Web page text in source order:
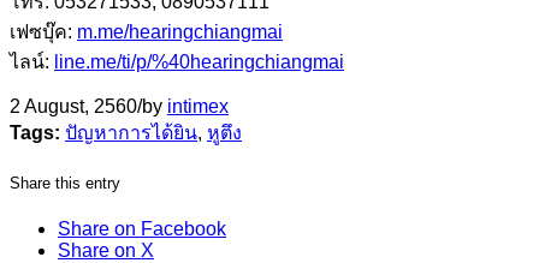
เฟซบุ๊ค: m.me/hearingchiangmai
ไลน์: line.me/ti/p/%40hearingchiangmai
2 August, 2560/by intimex
Tags: ปัญหาการได้ยิน, หูตึง
Share this entry
Share on Facebook
Share on X